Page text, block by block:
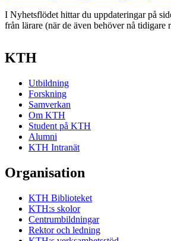
I Nyhetsflödet hittar du uppdateringar på
från lärare (när de även behöver nå tidigare
KTH
Utbildning
Forskning
Samverkan
Om KTH
Student på KTH
Alumni
KTH Intranät
Organisation
KTH Biblioteket
KTH:s skolor
Centrumbildningar
Rektor och ledning